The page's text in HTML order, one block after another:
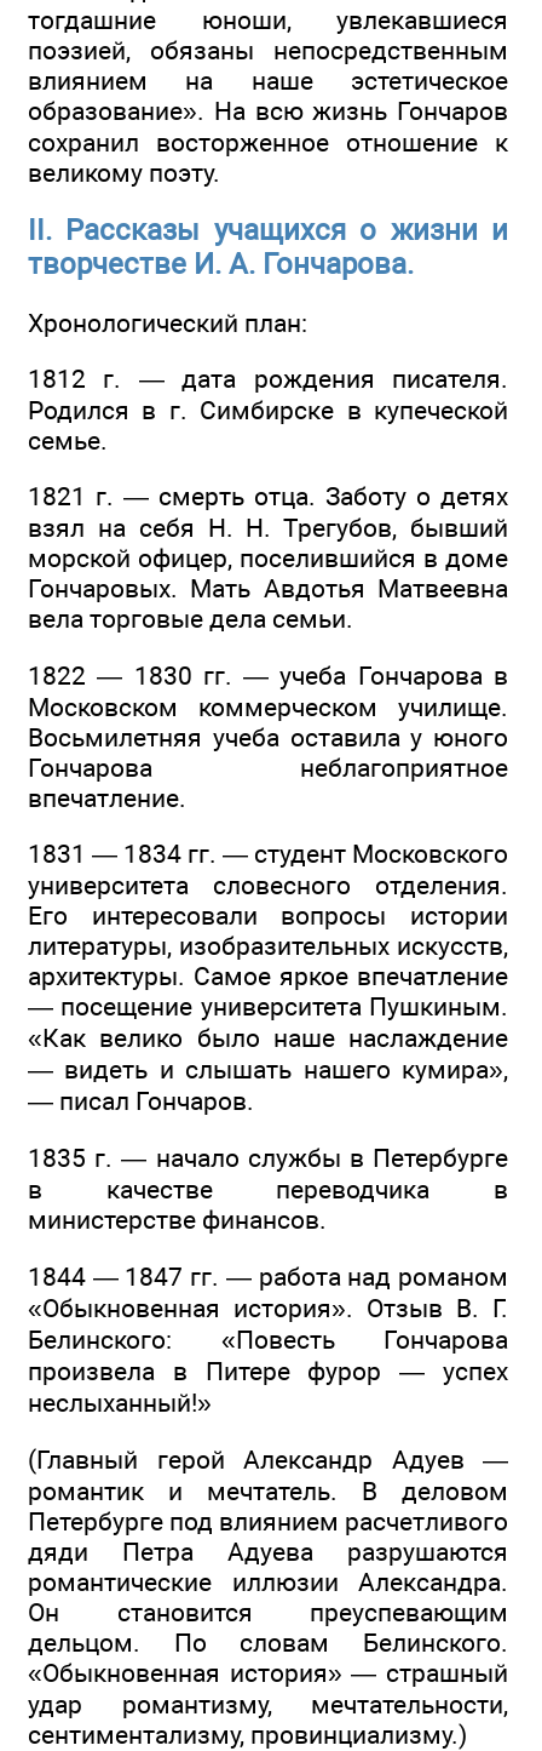
тогдашние юноши, увлекавшиеся
поэзией, обязаны непосредственным
влиянием на наше эстетическое
образование». На всю жизнь Гончаров
сохранил восторженное отношение к
великому поэту.
II. Рассказы учащихся о жизни и
творчестве И. А. Гончарова.
Хронологический план:
1812 г. — дата рождения писателя.
Родился в г. Симбирске в купеческой
семье.
1821 г. — смерть отца. Заботу о детях
взял на себя Н. Н. Трегубов, бывший
морской офицер, поселившийся в доме
Гончаровых. Мать Авдотья Матвеевна
вела торговые дела семьи.
1822 — 1830 гг. — учеба Гончарова в
Московском коммерческом училище.
Восьмилетняя учеба оставила у юного
Гончарова неблагоприятное
впечатление.
1831 — 1834 гг. — студент Московского
университета словесного отделения.
Его интересовали вопросы истории
литературы, изобразительных искусств,
архитектуры. Самое яркое впечатление
— посещение университета Пушкиным.
«Как велико было наше наслаждение
— видеть и слышать нашего кумира»,
— писал Гончаров.
1835 г. — начало службы в Петербурге
в качестве переводчика в
министерстве финансов.
1844 — 1847 гг. — работа над романом
«Обыкновенная история». Отзыв В. Г.
Белинского: «Повесть Гончарова
произвела в Питере фурор — успех
неслыханный!»
(Главный герой Александр Адуев —
романтик и мечтатель. В деловом
Петербурге под влиянием расчетливого
дяди Петра Адуева разрушаются
романтические иллюзии Александра.
Он становится преуспевающим
дельцом. По словам Белинского.
«Обыкновенная история» — страшный
удар романтизму, мечтательности,
сентиментализму, провинциализму.)